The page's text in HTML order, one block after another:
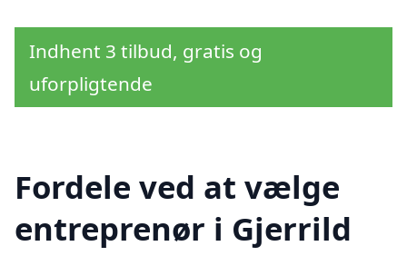
Indhent 3 tilbud, gratis og
uforpligtende
Fordele ved at vælge
entreprenør i Gjerrild